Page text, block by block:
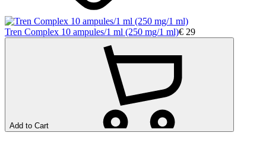
Tren Complex 10 ampules/1 ml (250 mg/1 ml)€ 29
Add to Cart